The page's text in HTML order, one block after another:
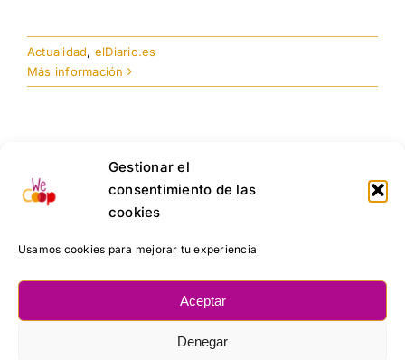
Gestionar el
consentimiento de las
cookies
Usamos cookies para mejorar tu experiencia
Aceptar
Denegar
Actualidad, elDiario.es
Más información
CARGAR MÁS POSTS